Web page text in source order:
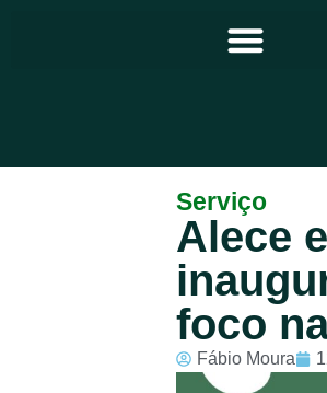
Principal
Notícias
Programação
Equipe
Contato
Serviço
Alece
foco
Fábio Moura